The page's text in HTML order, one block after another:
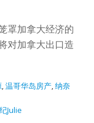
罩加拿大经济的
对加拿大出口造
,温哥华岛房产,纳奈
Julie